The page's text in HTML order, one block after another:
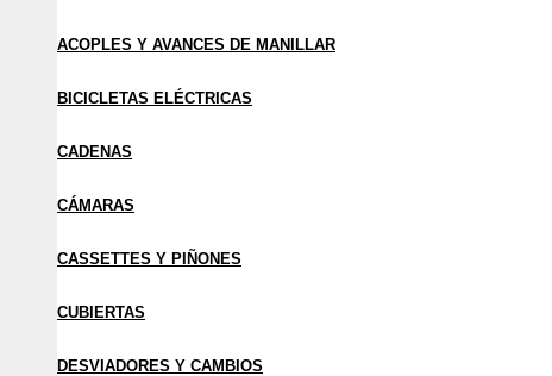
ACOPLES Y AVANCES DE MANILLAR
BICICLETAS ELÉCTRICAS
CADENAS
CÁMARAS
CASSETTES Y PIÑONES
CUBIERTAS
DESVIADORES Y CAMBIOS